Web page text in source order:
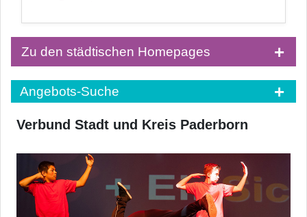
Zu den städtischen Homepages
Angebots-Suche
Verbund Stadt und Kreis Paderborn